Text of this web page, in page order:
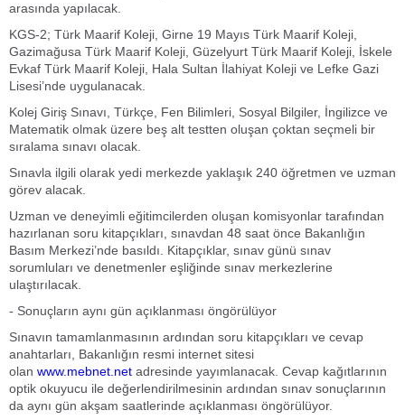
arasında yapılacak.
KGS-2; Türk Maarif Koleji, Girne 19 Mayıs Türk Maarif Koleji,
Gazimağusa Türk Maarif Koleji, Güzelyurt Türk Maarif Koleji, İskele
Evkaf Türk Maarif Koleji, Hala Sultan İlahiyat Koleji ve Lefke Gazi
Lisesi’nde uygulanacak.
Kolej Giriş Sınavı, Türkçe, Fen Bilimleri, Sosyal Bilgiler, İngilizce ve
Matematik olmak üzere beş alt testten oluşan çoktan seçmeli bir
sıralama sınavı olacak.
Sınavla ilgili olarak yedi merkezde yaklaşık 240 öğretmen ve uzman
görev alacak.
Uzman ve deneyimli eğitimcilerden oluşan komisyonlar tarafından
hazırlanan soru kitapçıkları, sınavdan 48 saat önce Bakanlığın
Basım Merkezi’nde basıldı. Kitapçıklar, sınav günü sınav
sorumluları ve denetmenler eşliğinde sınav merkezlerine
ulaştırılacak.
- Sonuçların aynı gün açıklanması öngörülüyor
Sınavın tamamlanmasının ardından soru kitapçıkları ve cevap
anahtarları, Bakanlığın resmi internet sitesi
olan www.mebnet.net adresinde yayımlanacak. Cevap kağıtlarının
optik okuyucu ile değerlendirilmesinin ardından sınav sonuçlarının
da aynı gün akşam saatlerinde açıklanması öngörülüyor.